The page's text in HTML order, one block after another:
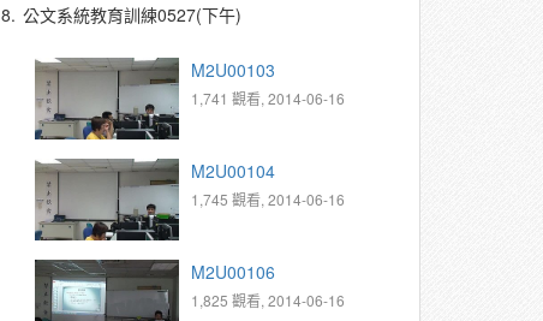
8. 公文系統教育訓練0527(下午)
M2U00103
1,741 觀看, 2014-06-16
M2U00104
1,745 觀看, 2014-06-16
M2U00106
1,825 觀看, 2014-06-16